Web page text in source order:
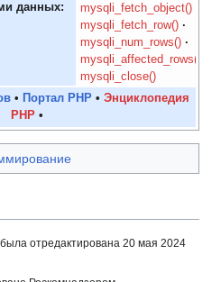
данных:
mysqli_fetch_object()
mysqli_fetch_row()
mysqli_num_rows()
mysqli_affected_rows()
mysqli_close()
• Портал PHP• Энциклопедия
PHP •
отредактирована 20 мая 2024